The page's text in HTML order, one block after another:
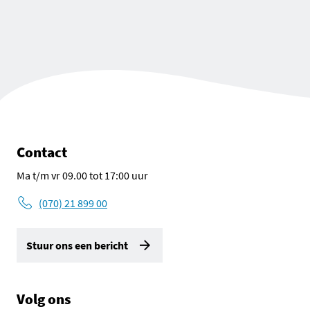
Contact
Ma t/m vr 09.00 tot 17:00 uur
(070) 21 899 00
Stuur ons een bericht
Volg ons